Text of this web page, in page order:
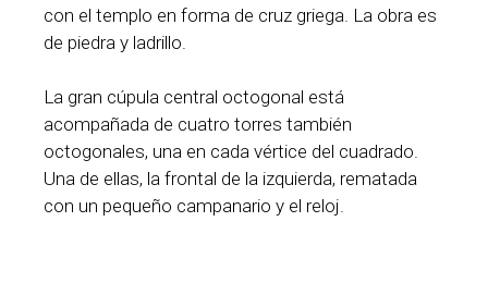
con el templo en forma de cruz griega. La obra es
de piedra y ladrillo.
La gran cúpula central octogonal está
acompañada de cuatro torres también
octogonales, una en cada vértice del cuadrado.
Una de ellas, la frontal de la izquierda, rematada
con un pequeño campanario y el reloj.